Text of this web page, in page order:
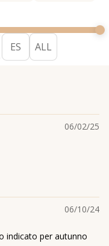
ES ALL
06/02/25
06/10/24
indicato per autunno